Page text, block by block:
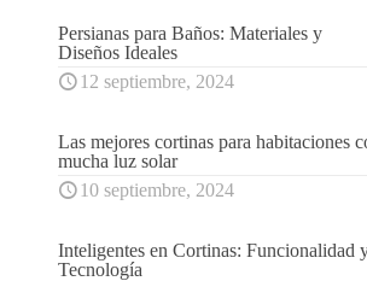
Persianas para Baños: Materiales y
Diseños Ideales
12 septiembre, 2024
Las mejores cortinas para habitaciones
mucha luz solar
10 septiembre, 2024
Inteligentes en Cortinas: Funcionalidad
Tecnología